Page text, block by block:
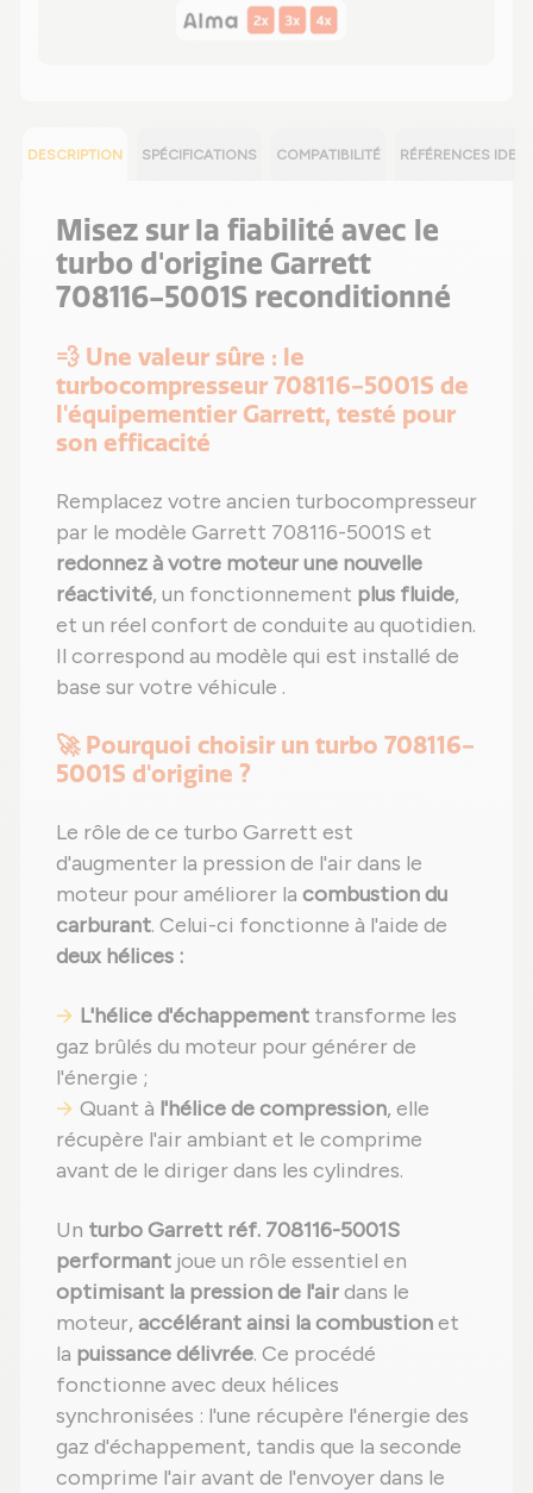
DESCRIPTION SPÉCIFICATIONS COMPATIBILITÉ RÉFÉRENCES
Misez sur la fiabilité avec le
turbo d'origine Garrett
708116-5001S reconditionné
💨 Une valeur sûre : le
turbocompresseur 708116-5001S de
l'équipementier Garrett, testé pour
son efficacité
Remplacez votre ancien turbocompresseur
par le modèle Garrett 708116-5001S et
redonnez à votre moteur une nouvelle
réactivité, un fonctionnement plus fluide,
et un réel confort de conduite au quotidien.
Il correspond au modèle qui est installé de
base sur votre véhicule .
🚀 Pourquoi choisir un turbo 708116-
5001S d'origine ?
Le rôle de ce turbo Garrett est
d'augmenter la pression de l'air dans le
moteur pour améliorer la combustion du
carburant. Celui-ci fonctionne à l'aide de
deux hélices :
L'hélice d'échappement transforme les
gaz brûlés du moteur pour générer de
l'énergie ;
Quant à l'hélice de compression, elle
récupère l'air ambiant et le comprime
avant de le diriger dans les cylindres.
Un turbo Garrett réf. 708116-5001S
performant joue un rôle essentiel en
optimisant la pression de l'airdans le
moteur, accélérant ainsi la combustionet
la puissance délivrée. Ce procédé
fonctionne avec deux hélices
synchronisées : l'une récupère l'énergie des
gaz d'échappement, tandis que la seconde
comprime l'air avant de l'envoyer dans le